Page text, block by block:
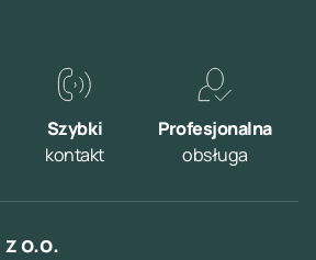
Szybki
kontakt
Profesjonalna
obsługa
z o.o.